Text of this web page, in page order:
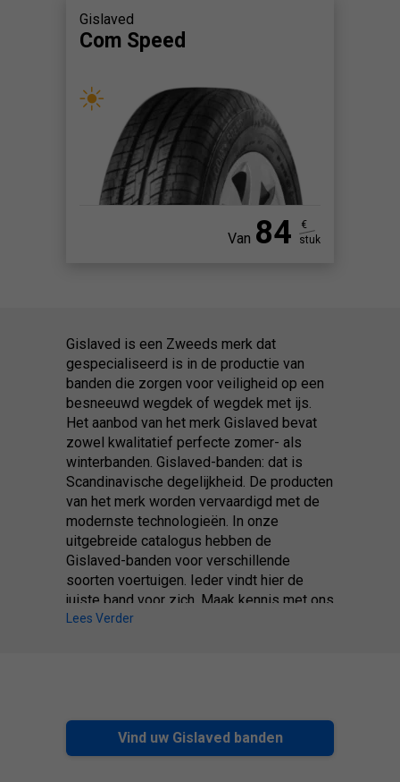
Gislaved
Com Speed
Van 84
€
stuk
Gislaved is een Zweeds merk dat
gespecialiseerd is in de productie van
banden die zorgen voor veiligheid op een
besneeuwd wegdek of wegdek met ijs.
Het aanbod van het merk Gislaved bevat
zowel kwalitatief perfecte zomer- als
winterbanden. Gislaved-banden: dat is
Scandinavische degelijkheid. De producten
van het merk worden vervaardigd met de
modernste technologieën. In onze
uitgebreide catalogus hebben de
Gislaved-banden voor verschillende
soorten voertuigen. Ieder vindt hier de
juiste band voor zich. Maak kennis met ons
aanbod.
Lees Verder
Vind uw Gislaved banden